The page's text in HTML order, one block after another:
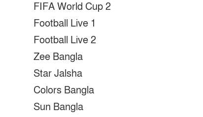
FIFA World Cup 2
Football Live 1
Football Live 2
Zee Bangla
Star Jalsha
Colors Bangla
Sun Bangla